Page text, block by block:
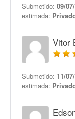
Submetido: 09/
estimada:
Vitor
Submetido: 11/
estimada: